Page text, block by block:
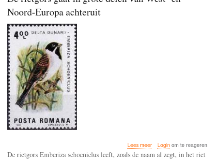
Noord-Europa achteruit
Lees meerover
De
Loginom te reageren
De rietgors Emberiza schoeniclus leeft, zoals de naam al zegt, in het riet